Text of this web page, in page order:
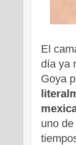
El
día ya
Goya
uno